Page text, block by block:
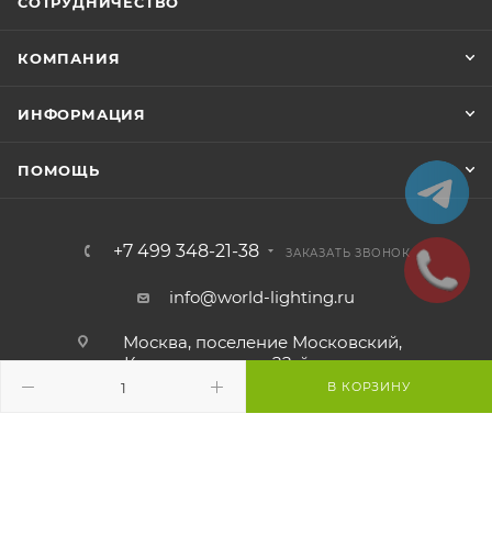
В КОРЗИНУ
КОМПАНИЯ
ИНФОРМАЦИЯ
ПОМОЩЬ
+7 499 348-21-38 ЗАКАЗАТЬ ЗВОНОК
info@world-lighting.ru
Москва, поселение Московский,
Киевское шоссе, 22-й километр,